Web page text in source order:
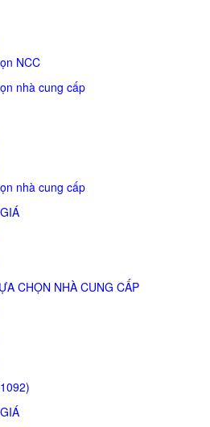
NCC
nhà cung cấp
nhà cung cấp
CHỌN NHÀ CUNG CẤP